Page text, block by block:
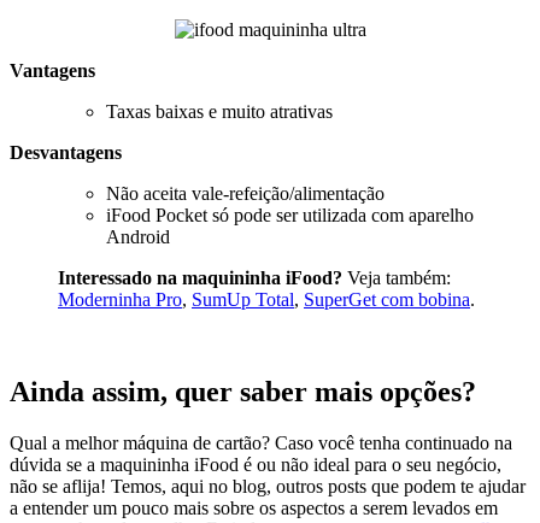
Vantagens
Taxas baixas e muito atrativas
Desvantagens
Não aceita vale-refeição/alimentação
iFood Pocket só pode ser utilizada com aparelho
Android
Interessado na maquininha iFood? Veja também:
Moderninha Pro, SumUp Total, SuperGet com bobina.
Ainda assim, quer saber mais opções?
Qual a melhor máquina de cartão? Caso você tenha continuado na
dúvida se a maquininha iFood é ou não ideal para o seu negócio,
não se aflija! Temos, aqui no blog, outros posts que podem te ajudar
a entender um pouco mais sobre os aspectos a serem levados em